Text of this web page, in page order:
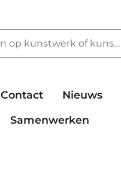
Contact Nieuws
Samenwerken